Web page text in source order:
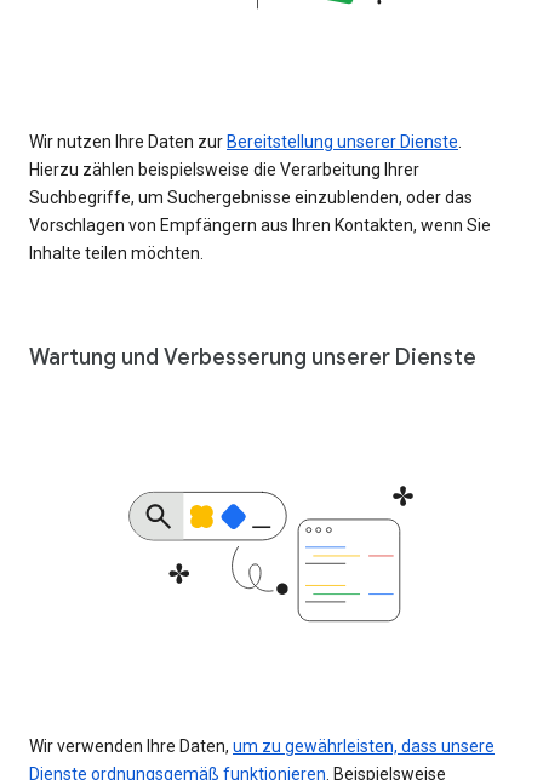
Wir nutzen Ihre Daten zur Bereitstellung unserer Dienste
Hierzu zählen beispielsweise die Verarbeitung Ihrer
Suchbegriffe, um Suchergebnisse einzublenden, oder das
Vorschlagen von Empfängern aus Ihren Kontakten, wenn Sie
Inhalte teilen möchten.
Wartung und Verbesserung unserer Dienste
Wir verwenden Ihre Daten, um zu gewährleisten, dass unsere
Dienste ordnungsgemäß funktionieren . Beispielsweise